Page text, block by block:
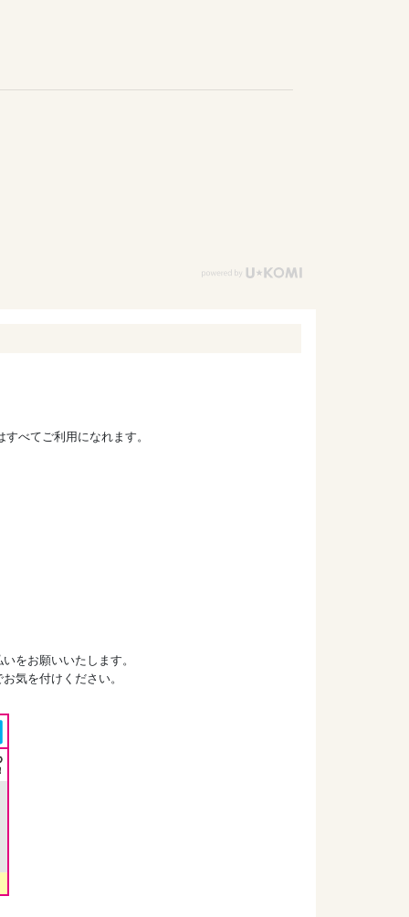
べてご利用になれます。
をお願いいたします。
気を付けください。